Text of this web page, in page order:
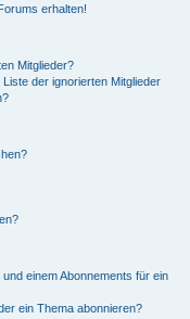
erhalten!
Mitglieder?
der ignorierten Mitglieder
einem Abonnements für ein
ein Thema abonnieren?